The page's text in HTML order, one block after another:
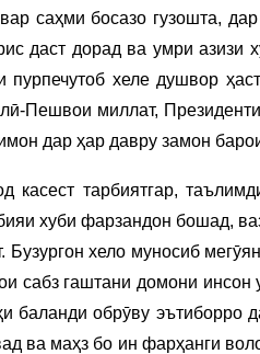
саҳми босазо гузошта,
даст дорад ва умри азизи
пурпечутоб хеле душвор
Пешвои миллат,
дар ҳар давру замон
касест тарбиятгар,
хуби фарзандон бошад,
Бузургон хело муносиб
сабз гаштани домони инсон
баланди обрӯву эътиборро
ва маҳз бо ин фарҳанги